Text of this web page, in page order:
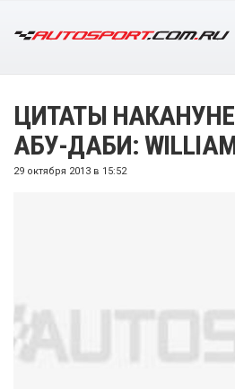
ЦИТАТЫ
АБУ-ДАБИ:
29 октября 2013 в 15:52